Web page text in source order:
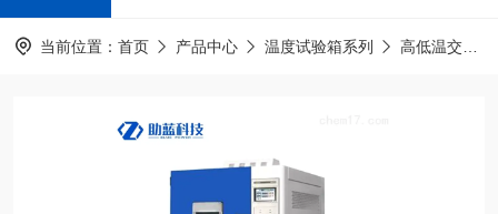
当前位置： 首页 产品中心 温度试验箱系列 高低温交变湿热试验箱